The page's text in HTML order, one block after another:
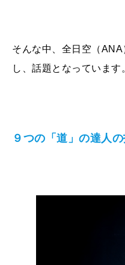
そんな中、全日空（
し、話題となっています
９つの「道」の達人